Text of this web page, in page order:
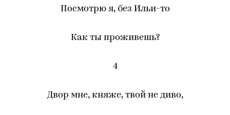
Посмотрю я, без Ильи-то
Как ты проживешь?
4
Двор мне, княже, твой не диво,